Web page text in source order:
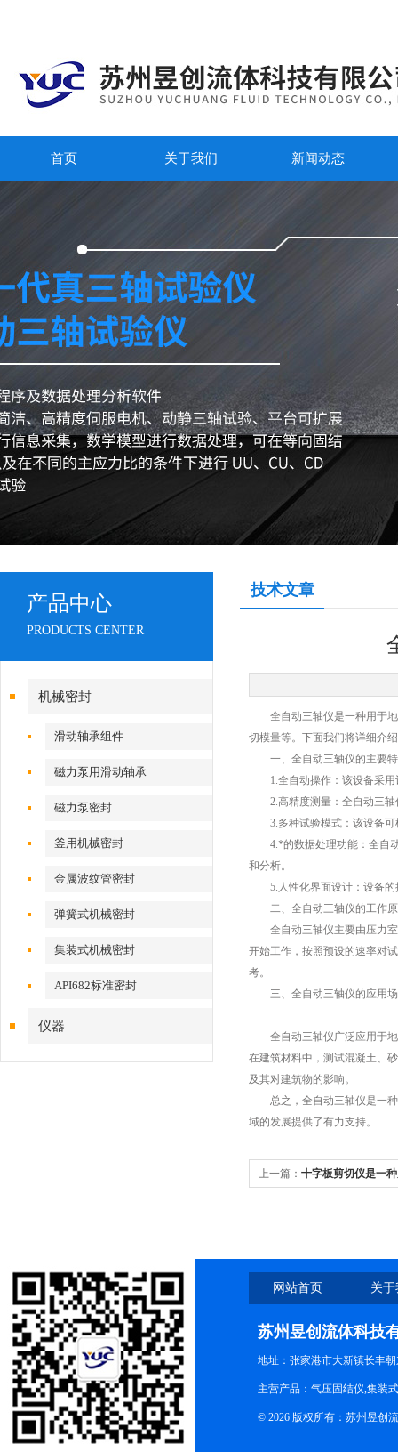
首页 关于我们 新闻动态
产品中心
PRODUCTS CENTER
机械密封
滑动轴承组件
磁力泵用滑动轴承
磁力泵密封
釜用机械密封
金属波纹管密封
弹簧式机械密封
集装式机械密封
API682标准密封
仪器
技术文章
全自动三轴仪是一种用于地
切模量等。下面我们将详细介
一、全自动三轴仪的主要
1.全自动操作：该设备采用
2.高精度测量：全自动三轴
3.多种试验模式：该设备可
4.*的数据处理功能：全自动
和分析。
5.人性化界面设计：设备的
二、全自动三轴仪的工作
全自动三轴仪主要由压力室
开始工作，按照预设的速率对
考。
三、全自动三轴仪的应用
全自动三轴仪广泛应用于地
在建筑材料中，测试混凝土、
及其对建筑物的影响。
总之，全自动三轴仪是一种
域的发展提供了有力支持。
上一篇： 十字板剪切仪是一
网站首页 关
苏州昱创流体科技
地址：张家港市大新镇长丰
主营产品：气压固结仪,集装
© 2026 版权所有：苏州昱创